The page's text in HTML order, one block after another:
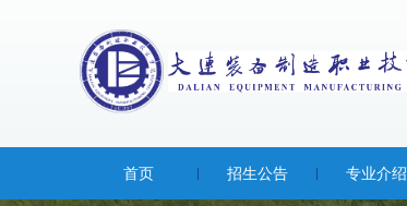
首页 招生公告 专业介绍